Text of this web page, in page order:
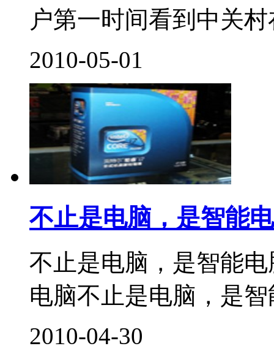
户第一时间看到中关
2010-05-01
不止是电脑，是智能
不止是电脑，是智能
电脑不止是电脑，是
2010-04-30